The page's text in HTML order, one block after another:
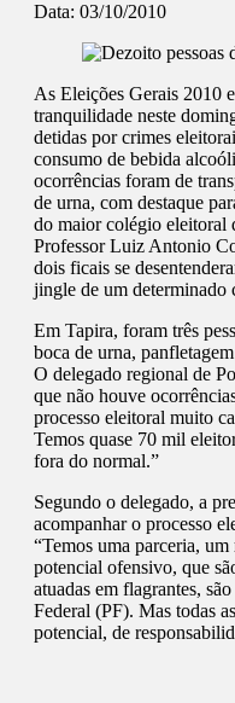
Data: 03/10/2010
As Eleições Gerais 2010
tranquilidade neste
detidas por crimes
consumo de bebida
ocorrências foram de
de urna, com destaque
do maior colégio eleitoral
Professor Luiz Antonio
dois ficais se
jingle de um determinado
Em Tapira, foram três
boca de urna,
O delegado regional de
que não houve
processo eleitoral muito
Temos quase 70 mil
fora do normal.”
Segundo o delegado, a
acompanhar o processo
“Temos uma parceria,
potencial ofensivo, que
atuadas em flagrantes,
Federal (PF). Mas todas
potencial, de